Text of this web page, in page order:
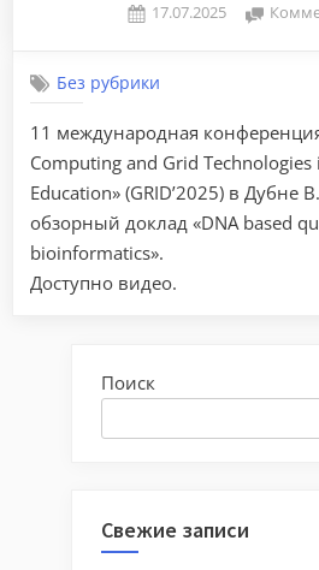
Posted
17.07.2025
Без рубрики
11 международная
Computing and Grid Technologies
Education» (GRID’2025) в Дубне
обзорный доклад «DNA based
bioinformatics».
Доступно видео.
Поиск
Свежие записи